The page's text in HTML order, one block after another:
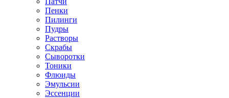
Пенки
Пилинги
Пудры
Растворы
Скрабы
Сыворотки
Тоники
Флюиды
Эмульсии
Эссенции